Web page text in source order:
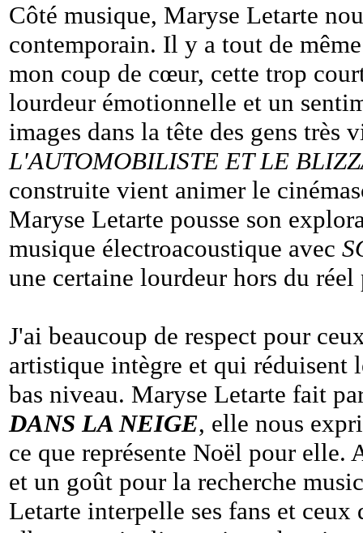
Côté musique, Maryse Letarte
contemporain. Il y a tout de
mon coup de cœur, cette trop
lourdeur émotionnelle et un
images dans la tête des gens très
L'AUTOMOBILISTE ET LE
construite vient animer le
Maryse Letarte pousse son
musique électroacoustique avec
une certaine lourdeur hors du réel
J'ai beaucoup de respect pour
artistique intègre et qui réduisent
bas niveau. Maryse Letarte fait
DANS LA NEIGE, elle nous
ce que représente Noël pour elle.
et un goût pour la recherche
Letarte interpelle ses fans et